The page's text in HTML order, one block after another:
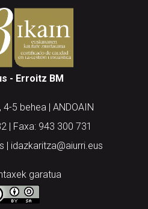
- Erroitz BM
5 behea | ANDOAIN
| Faxa: 943 300 731
| idazkaritza@aiurri.eus
garatua